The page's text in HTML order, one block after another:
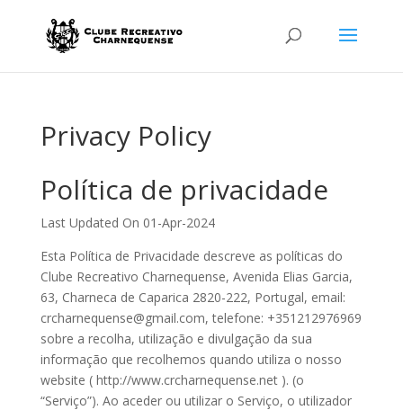
Privacy Policy
Política de privacidade
Last Updated On 01-Apr-2024
Esta Política de Privacidade descreve as políticas do
Clube Recreativo Charnequense, Avenida Elias Garcia,
63, Charneca de Caparica 2820-222, Portugal, email:
crcharnequense@gmail.com, telefone: +351212976969
sobre a recolha, utilização e divulgação da sua
informação que recolhemos quando utiliza o nosso
website ( http://www.crcharnequense.net ). (o
“Serviço”). Ao aceder ou utilizar o Serviço, o utilizador